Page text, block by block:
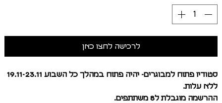
לרכישה לחצו כאן
סטודיו פתוח למבוגרים- יהיה פתוח במהלך כל השבוע 19.11-23.11
ללא עלות.
ההרשמה מוגבלת ל8 משתתפים.